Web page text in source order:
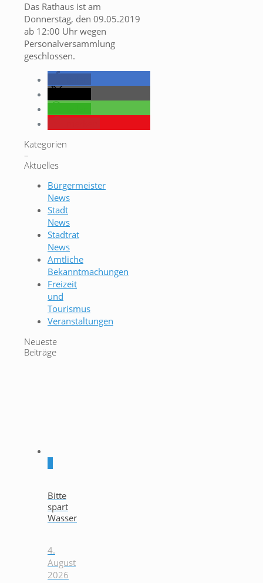
Das Rathaus ist am
Donnerstag, den 09.05.2019
ab 12:00 Uhr wegen
Personalversammlung
geschlossen.
Kategorien
–
Aktuelles
Bürgermeister
News
Stadt
News
Stadtrat
News
Amtliche
Bekanntmachungen
Freizeit
und
Tourismus
Veranstaltungen
Neueste
Beiträge
Bitte
spart
Wasser
4.
August
2026